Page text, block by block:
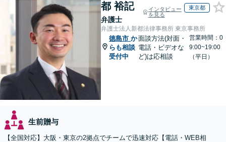
都 裕記
弁護士
インタビュー
を見る
東京都
弁護士法人新都法律事務所 東京事務所
徳島市 か
らも相談
受付中
面談方法(対面・
電話・ビデオな
ど)は応相談
営業時間：0
9:00~19:00
（平日）
生前贈与
【全国対応】大阪・東京の2拠点でチームで迅速対応【電話・WEB相